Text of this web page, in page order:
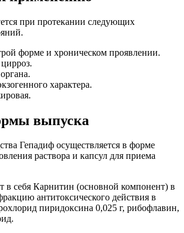
при протекании следующих
форме и хроническом проявлении.
характера.
выпуска
Гепадиф осуществляется в форме
раствора и капсул для приема
в себя Карнитин (основной компонент) в
антитоксического действия в
пиридоксина 0,025 г, рибофлавин,